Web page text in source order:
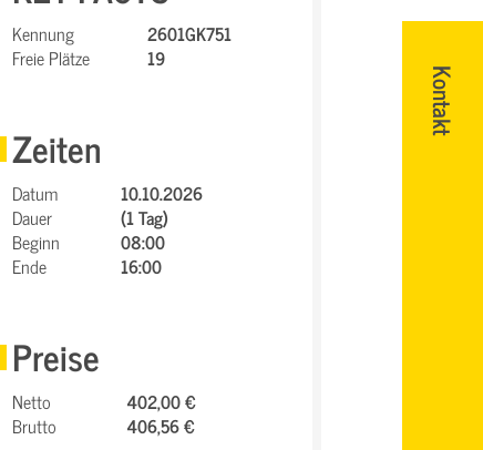
Kontakt
Kennung
2601GK751
Freie Plätze
19
Zeiten
Datum
10.10.2026
Dauer
(1 Tag)
Beginn
08:00
Ende
16:00
Preise
Netto
402,00 €
Brutto
406,56 €